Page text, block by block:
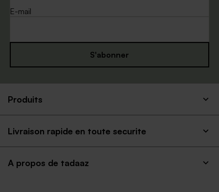
E-mail
S'abonner
Produits
Livraison rapide en toute securite
A propos de tadaaz